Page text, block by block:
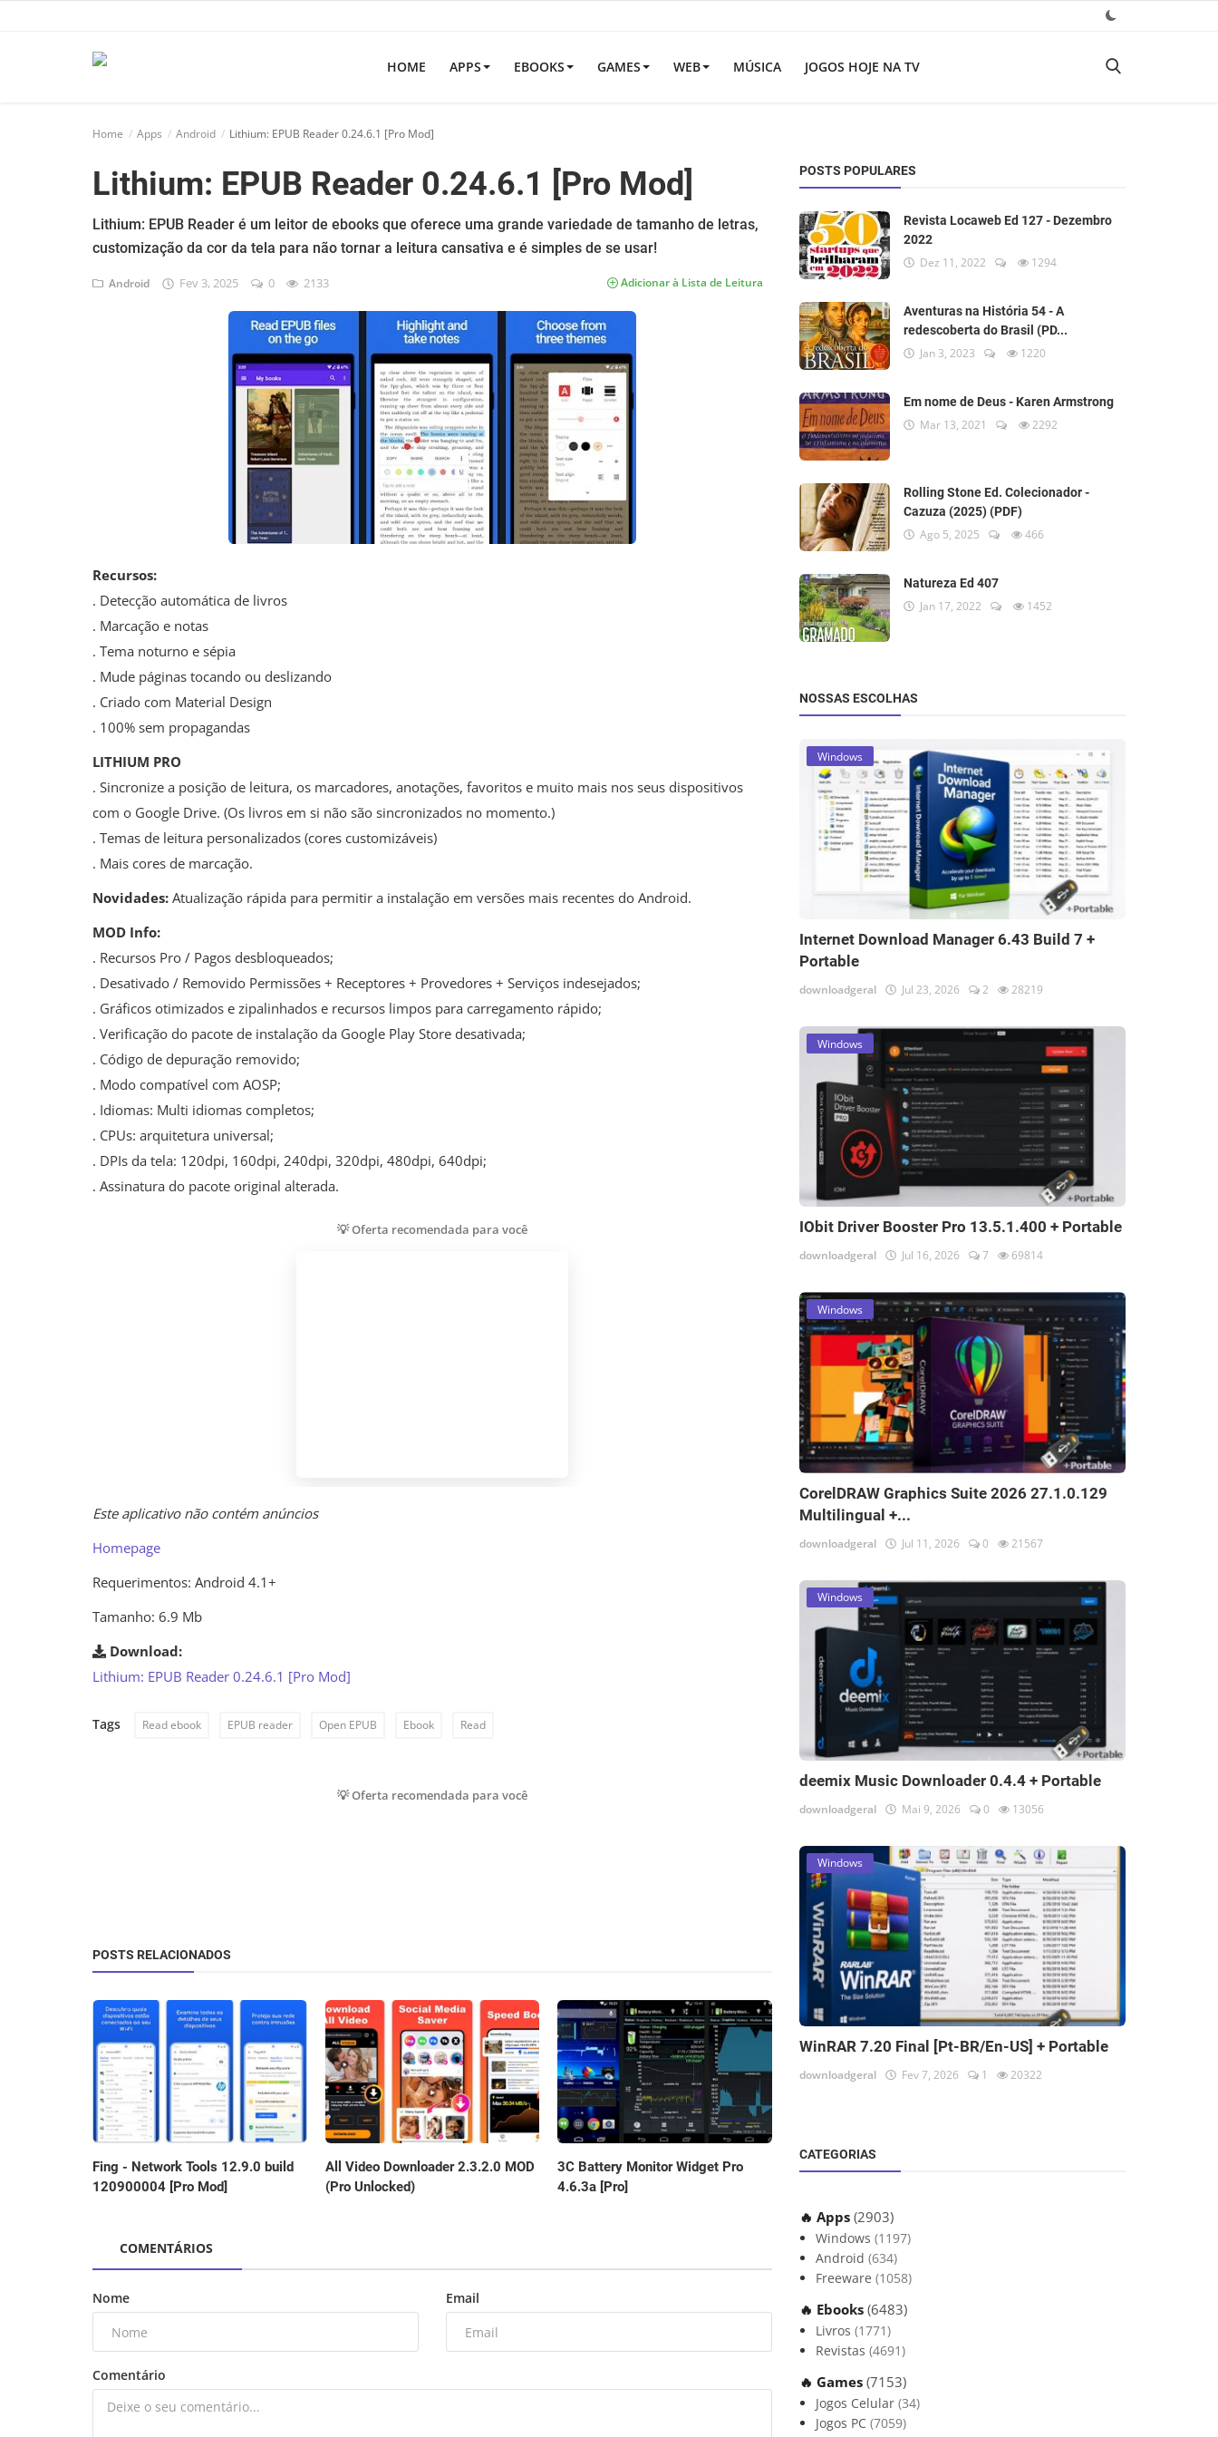
HOME APPS EBOOKS GAMES WEB MÚSICA JOGOS HOJE NA TV
Home Apps Android Lithium: EPUB Reader 0.24.6.1 [Pro Mod]
Lithium: EPUB Reader 0.24.6.1 [Pro Mod]
Lithium: EPUB Reader é um leitor de ebooks que oferece uma grande variedade de tamanho de letras,
customização da cor da tela para não tornar a leitura cansativa e é simples de se usar!
Android Fev 3, 2025 0 2133 Adicionar à Lista de Leitura
Recursos:
. Detecção automática de livros
. Marcação e notas
. Tema noturno e sépia
. Mude páginas tocando ou deslizando
. Criado com Material Design
. 100% sem propagandas
LITHIUM PRO
. Sincronize a posição de leitura, os marcadores, anotações, favoritos e muito mais nos seus dispositivos
com o Google Drive. (Os livros em si não são sincronizados no momento.)
. Temas de leitura personalizados (cores customizáveis)
. Mais cores de marcação.
Novidades: Atualização rápida para permitir a instalação em versões mais recentes do Android.
MOD Info:
. Recursos Pro / Pagos desbloqueados;
. Desativado / Removido Permissões + Receptores + Provedores + Serviços indesejados;
. Gráficos otimizados e zipalinhados e recursos limpos para carregamento rápido;
. Verificação do pacote de instalação da Google Play Store desativada;
. Código de depuração removido;
. Modo compatível com AOSP;
. Idiomas: Multi idiomas completos;
. CPUs: arquitetura universal;
. DPIs da tela: 120dpi, 160dpi, 240dpi, 320dpi, 480dpi, 640dpi;
. Assinatura do pacote original alterada.
💡 Oferta recomendada para você
Este aplicativo não contém anúncios
Homepage
Requerimentos: Android 4.1+
Tamanho: 6.9 Mb
Download:
Lithium: EPUB Reader 0.24.6.1 [Pro Mod]
Tags Read ebook EPUB reader Open EPUB Ebook Read
💡 Oferta recomendada para você
POSTS RELACIONADOS
Fing - Network Tools 12.9.0 build
120900004 [Pro Mod]
All Video Downloader 2.3.2.0 MOD
(Pro Unlocked)
3C Battery Monitor Widget Pro
4.6.3a [Pro]
COMENTÁRIOS
Nome Email
Comentário
POSTS POPULARES
Revista Locaweb Ed 127 - Dezembro
2022
Dez 11, 2022 1294
Aventuras na História 54 - A
redescoberta do Brasil (PD...
Jan 3, 2023 1220
Em nome de Deus - Karen Armstrong
Mar 13, 2021 2292
Rolling Stone Ed. Colecionador -
Cazuza (2025) (PDF)
Ago 5, 2025 466
Natureza Ed 407
Jan 17, 2022 1452
NOSSAS ESCOLHAS
Windows
Internet Download Manager 6.43 Build 7 +
Portable
downloadgeral Jul 23, 2026 2 28219
Windows
IObit Driver Booster Pro 13.5.1.400 + Portable
downloadgeral Jul 16, 2026 7 69814
Windows
CorelDRAW Graphics Suite 2026 27.1.0.129
Multilingual +...
downloadgeral Jul 11, 2026 0 21567
Windows
deemix Music Downloader 0.4.4 + Portable
downloadgeral Mai 9, 2026 0 13056
Windows
WinRAR 7.20 Final [Pt-BR/En-US] + Portable
downloadgeral Fev 7, 2026 1 20322
CATEGORIAS
🔥 Apps (2903)
Windows (1197)
Android (634)
Freeware (1058)
🔥 Ebooks (6483)
Livros (1771)
Revistas (4691)
🔥 Games (7153)
Jogos Celular (34)
Jogos PC (7059)